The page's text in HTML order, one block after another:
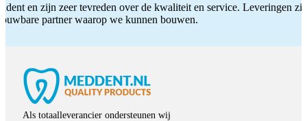
en zijn zeer tevreden over de kwaliteit en service. Leveringen
partner waarop we kunnen bouwen.
Als totaalleverancier ondersteunen wij